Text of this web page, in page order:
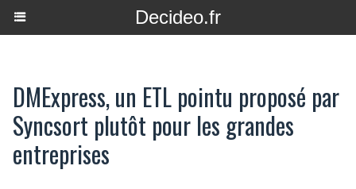
Decideo.fr
DMExpress, un ETL pointu proposé par
Syncsort plutôt pour les grandes
entreprises